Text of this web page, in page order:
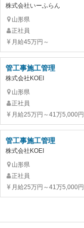
株式会社いーふらん
山形県
正社員
月給45万円～
管工事施工管理
株式会社KOEI
山形県
正社員
月給25万円～41万5,000円
管工事施工管理
株式会社KOEI
山形県
正社員
月給25万円～41万5,000円